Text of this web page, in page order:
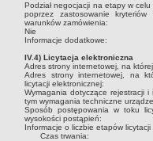
Podział negocjacji na etapy w
poprzez zastosowanie
warunków zamówienia:
Nie
Informacje dodatkowe:
IV.4) Licytacja elektroniczna
Adres strony internetowej, na
Adres strony internetowej, na
licytacji elektronicznej:
Wymagania dotyczące rejestracji i
tym wymagania techniczne
Sposób postępowania w toku
wysokości postąpień:
Informacje o liczbie etapów
Czas trwania: